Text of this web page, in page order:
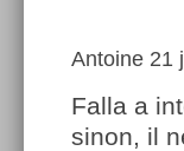
Antoine 21
Falla a
sinon, il